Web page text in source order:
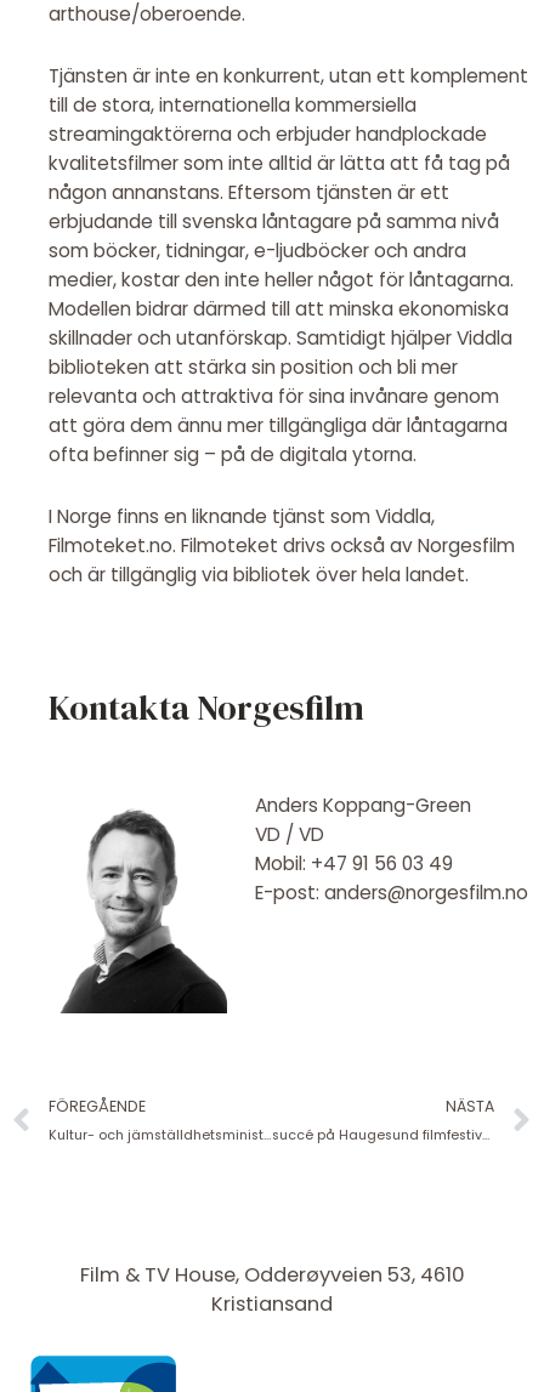
arthouse/oberoende.
Tjänsten är inte en konkurrent, utan ett komplement
till de stora, internationella kommersiella
streamingaktörerna och erbjuder handplockade
kvalitetsfilmer som inte alltid är lätta att få tag på
någon annanstans. Eftersom tjänsten är ett
erbjudande till svenska låntagare på samma nivå
som böcker, tidningar, e-ljudböcker och andra
medier, kostar den inte heller något för låntagarna.
Modellen bidrar därmed till att minska ekonomiska
skillnader och utanförskap. Samtidigt hjälper Viddla
biblioteken att stärka sin position och bli mer
relevanta och attraktiva för sina invånare genom
att göra dem ännu mer tillgängliga där låntagarna
ofta befinner sig – på de digitala ytorna.
I Norge finns en liknande tjänst som Viddla,
Filmoteket.no. Filmoteket drivs också av Norgesfilm
och är tillgänglig via bibliotek över hela landet.
Kontakta Norgesfilm
Anders Koppang-Green
VD / VD
Mobil: +47 91 56 03 49
E-post: anders@norgesfilm.no
Föregående
FÖREGÅENDE
Kultur- och jämställdhetsministern vid biblioteksmötet 2024
NÄSTA
succé på Haugesund filmfestival
Film & TV House, Odderøyveien 53, 4610
Kristiansand